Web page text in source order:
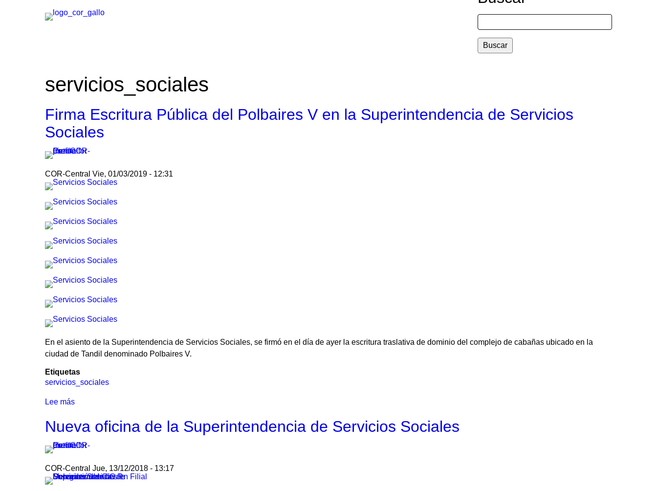
servicios_sociales
Firma Escritura Pública del Polbaires V en la Superintendencia de Servicios
Sociales
COR-Central Vie, 01/03/2019 - 12:31
En el asiento de la Superintendencia de Servicios Sociales, se firmó en el día de ayer la escritura traslativa de dominio del complejo de cabañas ubicado en la
ciudad de Tandil denominado Polbaires V.
Etiquetas
servicios_sociales
Lee más
Escritura
del
V
Nueva oficina de la Superintendencia de Servicios Sociales
COR-Central Jue, 13/12/2018 - 13:17